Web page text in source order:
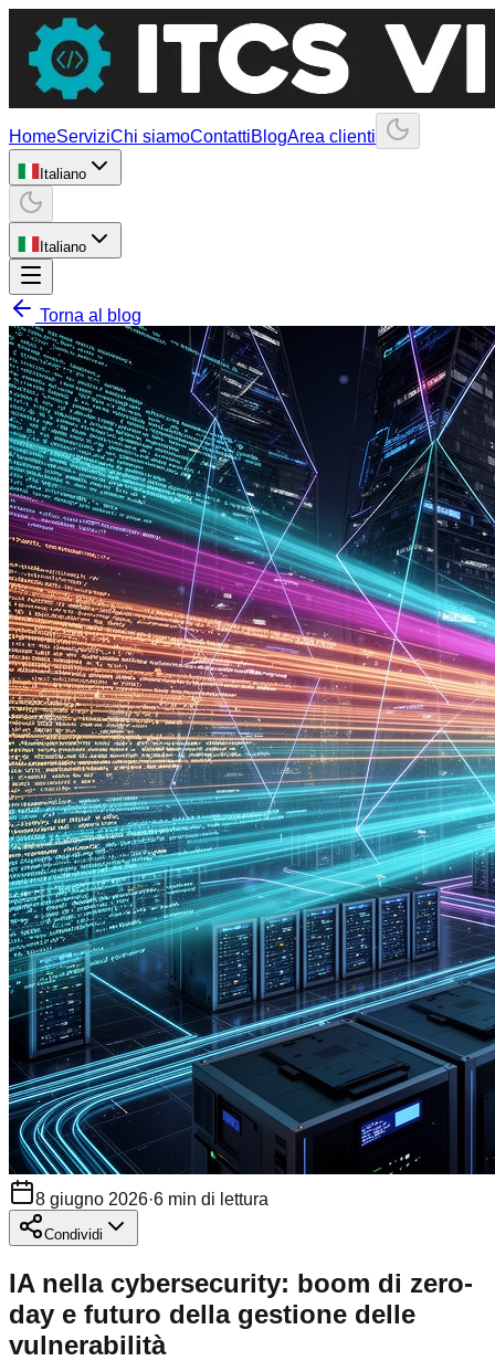
HomeServiziChi siamoContattiBlogArea clienti
Italiano
Italiano
Torna al blog
8 giugno 2026·6 min di lettura
Condividi
IA nella cybersecurity: boom di zero-
day e futuro della gestione delle
vulnerabilità